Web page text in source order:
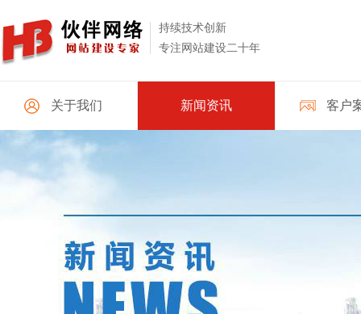
持续技术创新
专注网站建设二十年
关于我们 新闻资讯 客户